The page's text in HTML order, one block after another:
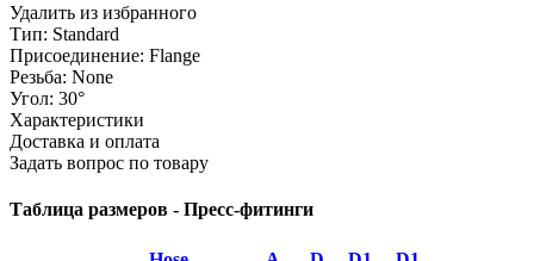
Удалить из избранного
Тип: Standard
Присоединение: Flange
Резьба: None
Угол: 30°
Характеристики
Доставка и оплата
Задать вопрос по товару
Таблица размеров - Пресс-фитинги